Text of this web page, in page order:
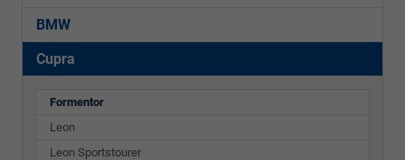
BMW
Cupra
Formentor
Leon
Leon Sportstourer